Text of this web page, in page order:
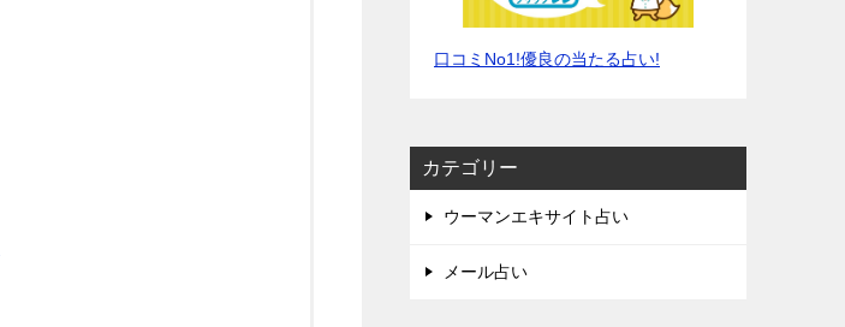
口コミNo1!優良の当たる占い!
カテゴリー
ウーマンエキサイト占い
メール占い